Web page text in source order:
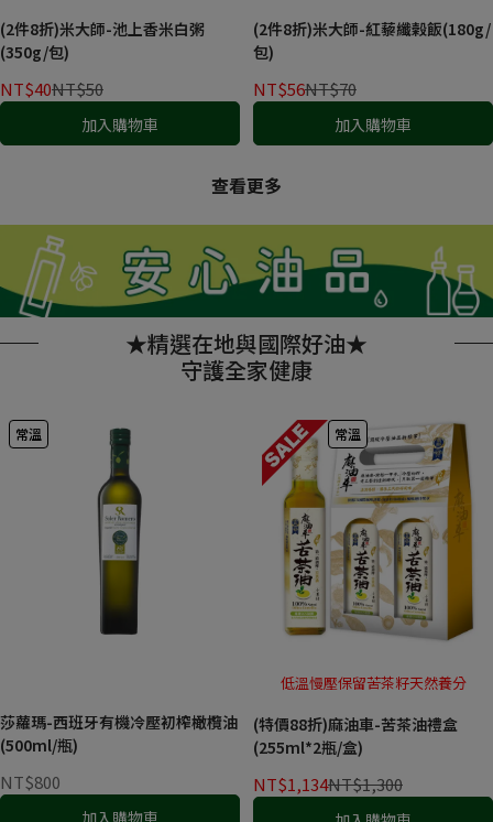
(2件8折)米大師-池上香米白粥
(350g/包)
NT$40NT$50
加入購物車
(2件8折)米大師-紅藜纖榖飯(180g/
包)
NT$56NT$70
加入購物車
查看更多
★精選在地與國際好油★
守護全家健康
常溫
莎蘿瑪-西班牙有機冷壓初榨橄欖油
(500ml/瓶)
NT$800
常溫
低溫慢壓保留苦茶籽天然養分
(特價88折)麻油車-苦茶油禮盒
(255ml*2瓶/盒)
NT$1,134NT$1,300